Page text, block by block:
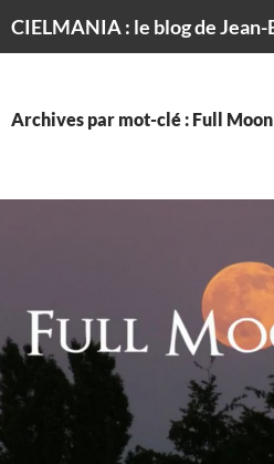
Archives par mot-clé : Full Moon